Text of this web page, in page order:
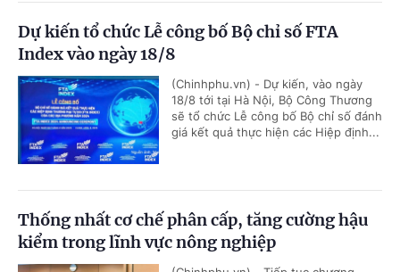
Dự kiến tổ chức Lễ công bố Bộ chỉ số FTA
Index vào ngày 18/8
(Chinhphu.vn) - Dự kiến, vào ngày
18/8 tới tại Hà Nội, Bộ Công Thương
sẽ tổ chức Lễ công bố Bộ chỉ số đánh
giá kết quả thực hiện các Hiệp định...
Thống nhất cơ chế phân cấp, tăng cường hậu
kiểm trong lĩnh vực nông nghiệp